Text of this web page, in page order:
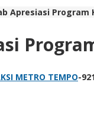
Apresiasi Program
METRO TEMPO-